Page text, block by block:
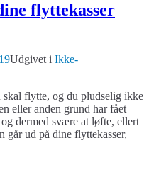
flyttekasser
Udgivet i Ikke-
flytte, og du pludselig ikke
eller anden grund har fået
dermed svære at løfte, ellert
går ud på dine flyttekasser,